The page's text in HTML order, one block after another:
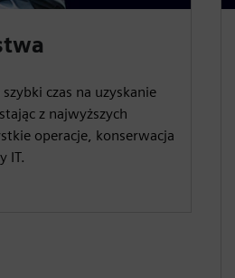
czas na uzyskanie
z najwyższych
operacje, konserwacja
IT.